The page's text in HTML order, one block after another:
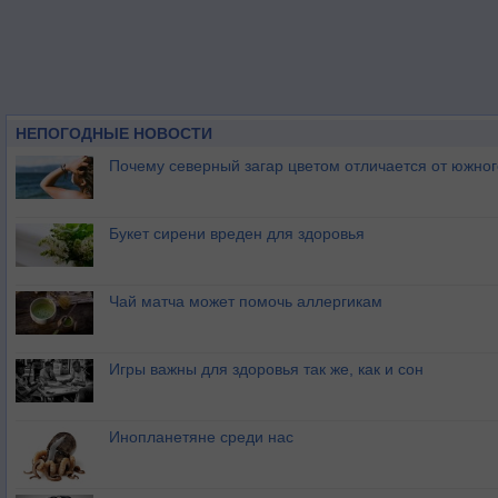
НЕПОГОДНЫЕ НОВОСТИ
Почему северный загар цветом отличается от
Букет сирени вреден для здоровья
Чай матча может помочь аллергикам
Игры важны для здоровья так же, как и сон
Инопланетяне среди нас